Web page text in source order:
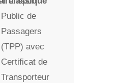
Public de
Passagers
(TPP) avec
Certificat de
Transporteur